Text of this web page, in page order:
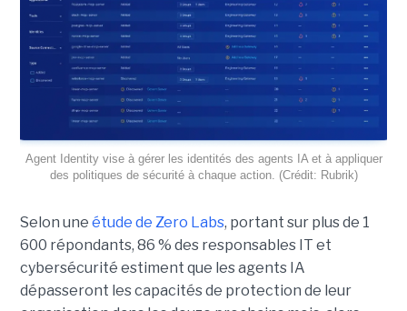
Agent Identity vise à gérer les identités des agents IA et à appliquer
des politiques de sécurité à chaque action. (Crédit: Rubrik)
Selon une étude de Zero Labs, portant sur plus de 1
600 répondants, 86 % des responsables IT et
cybersécurité estiment que les agents IA
dépasseront les capacités de protection de leur